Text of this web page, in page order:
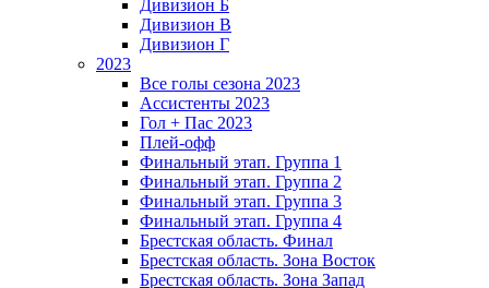
Дивизион Б
Дивизион В
Дивизион Г
2023
Все голы сезона 2023
Ассистенты 2023
Гол + Пас 2023
Плей-офф
Финальный этап. Группа 1
Финальный этап. Группа 2
Финальный этап. Группа 3
Финальный этап. Группа 4
Брестская область. Финал
Брестская область. Зона Восток
Брестская область. Зона Запад